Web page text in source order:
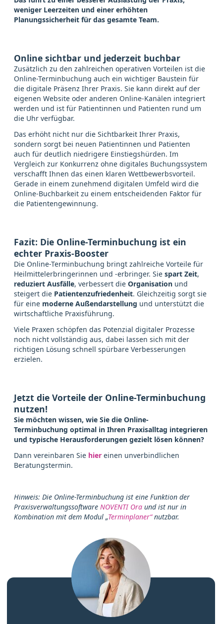
weniger Leerzeiten und einer erhöhten
Planungssicherheit für das gesamte Team.
Online sichtbar und jederzeit buchbar
Zusätzlich zu den zahlreichen operativen Vorteilen ist die
Online-Terminbuchung auch ein wichtiger Baustein für
die digitale Präsenz Ihrer Praxis. Sie kann direkt auf der
eigenen Website oder anderen Online-Kanälen integriert
werden und ist für Patientinnen und Patienten rund um
die Uhr verfügbar.
Das erhöht nicht nur die Sichtbarkeit Ihrer Praxis,
sondern sorgt bei neuen Patientinnen und Patienten
auch für deutlich niedrigere Einstiegshürden. Im
Vergleich zur Konkurrenz ohne digitales Buchungssystem
verschafft Ihnen das einen klaren Wettbewerbsvorteil.
Gerade in einem zunehmend digitalen Umfeld wird die
Online-Buchbarkeit zu einem entscheidenden Faktor für
die Patientengewinnung.
Fazit: Die Online-Terminbuchung ist ein
echter Praxis-Booster
Die Online-Terminbuchung bringt zahlreiche Vorteile für
Heilmittelerbringerinnen und -erbringer. Sie spart Zeit,
reduziert Ausfälle, verbessert die Organisation und
steigert die Patientenzufriedenheit. Gleichzeitig sorgt sie
für eine moderne Außendarstellung und unterstützt die
wirtschaftliche Praxisführung.
Viele Praxen schöpfen das Potenzial digitaler Prozesse
noch nicht vollständig aus, dabei lassen sich mit der
richtigen Lösung schnell spürbare Verbesserungen
erzielen.
Jetzt die Vorteile der Online-Terminbuchung
nutzen!
Sie möchten wissen, wie Sie die Online-
Terminbuchung optimal in Ihren Praxisalltag integrieren
und typische Herausforderungen gezielt lösen können?
Dann vereinbaren Sie hier einen unverbindlichen
Beratungstermin.
Hinweis: Die Online-Terminbuchung ist eine Funktion der
Praxisverwaltungssoftware NOVENTI Ora und ist nur in
Kombination mit dem Modul „Terminplaner“nutzbar.